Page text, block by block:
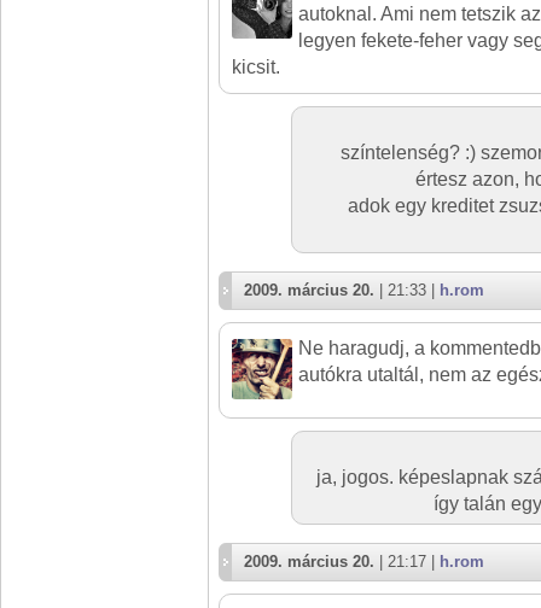
autoknal. Ami nem tetszik
legyen fekete-feher vagy
kicsit.
színtelenség? :)
értesz azon,
adok egy kreditet
2009. március 20. | 21:33 | h.rom
Ne haragudj, a
autókra utaltál, nem az
ja, jogos. képeslapnak
így talán
2009. március 20. | 21:17 | h.rom